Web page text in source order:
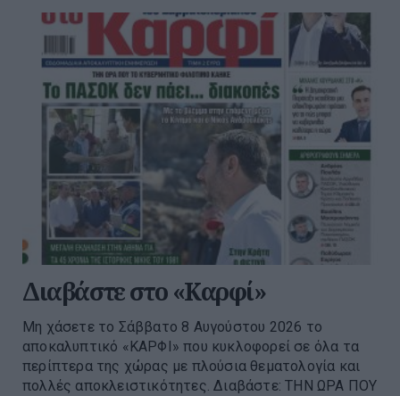
Διαβάστε στο «Καρφί»
Μη χάσετε το Σάββατο 8 Αυγούστου 2026 το
αποκαλυπτικό «ΚΑΡΦΙ» που κυκλοφορεί σε όλα τα
περίπτερα της χώρας με πλούσια θεματολογία και
πολλές αποκλειστικότητες. Διαβάστε: ΤΗΝ ΩΡΑ ΠΟΥ